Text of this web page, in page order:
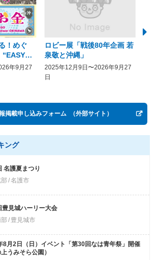
！めぐ
“EASY
－ The
in
年9月27
ロビー展「戦後80年企画 若
泉敬と沖縄」
2025年12月9日〜2026年9月27
日
掲載申し込みフォーム （外部サイト）
ング
名護夏まつり
名護市
豊見城ハーリー大会
豊見城市
8月2日（日）イベント「第30回なは青年祭」開催
上うみそら公園）